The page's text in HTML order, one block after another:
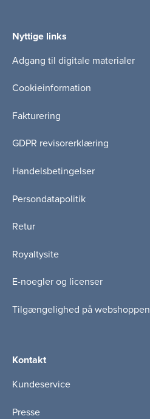
Nyttige links
Adgang til digitale materialer
Cookieinformation
Fakturering
GDPR revisorerklæring
Handelsbetingelser
Persondatapolitik
Retur
Royaltysite
E-noegler og licenser
Tilgængelighed på webshoppen
Kontakt
Kundeservice
Presse